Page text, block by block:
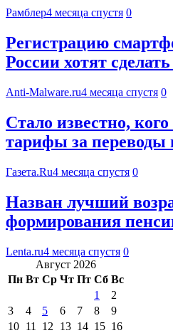
Рамблер4 месяца спустя 0
Регистрацию
России хотят
Anti-Malware.ru4 месяца спустя 0
Стало известно,
тарифы за
Газета.Ru4 месяца спустя 0
Назван лучший
формирования
Lenta.ru4 месяца спустя 0
Август 2026
Пн Вт Ср Чт Пт Сб Вс
1
2
3
4 5 6 7 8
9
10 11 12 13 14 15 16